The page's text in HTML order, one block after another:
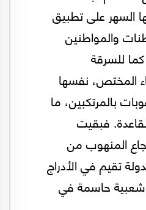
السهر على تطبيق
والمواطنين
للسرقة
المختص، نفسها
بالمرتكبين، ما
فبقيت
المنهوب من
تقيم في الأدراج
شعبية حاسمة في